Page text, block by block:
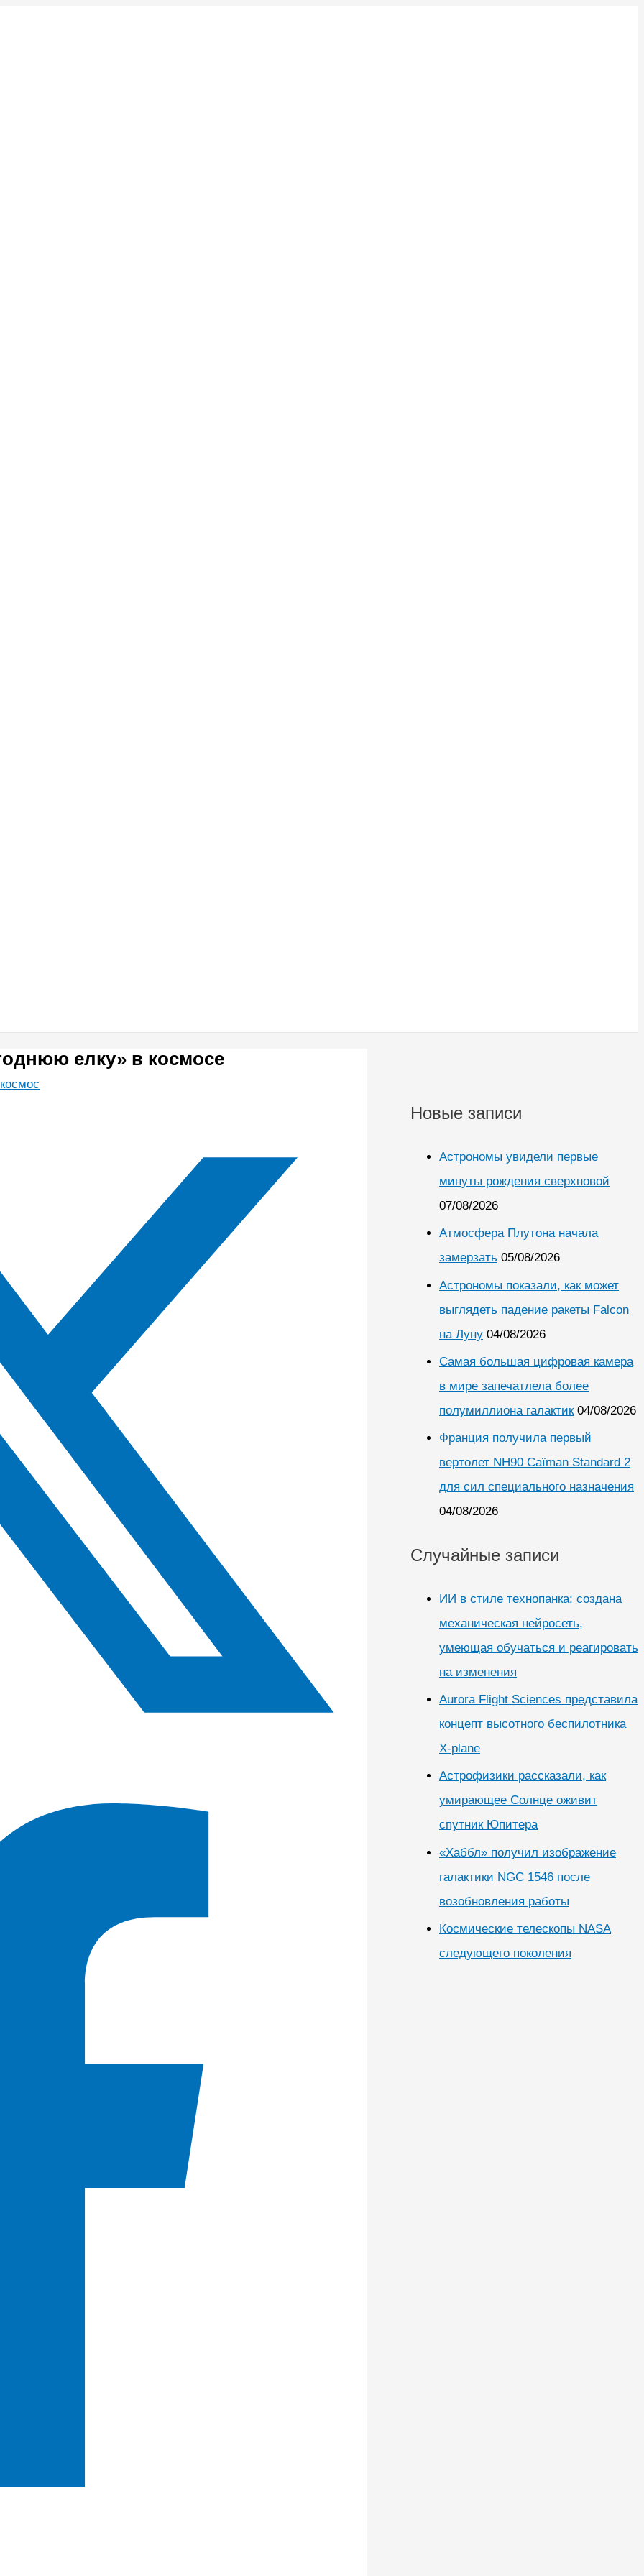
елку» в космосе
космос
Новые записи
Астрономы увидели первые
минуты рождения сверхновой
07/08/2026
Атмосфера Плутона начала
замерзать 05/08/2026
Астрономы показали, как может
выглядеть падение ракеты Falcon
на Луну 04/08/2026
Самая большая цифровая камера
в мире запечатлела более
полумиллиона галактик 04/08/2026
Франция получила первый
вертолет NH90 Caïman Standard 2
для сил специального назначения
04/08/2026
Случайные записи
ИИ в стиле технопанка: создана
механическая нейросеть,
умеющая обучаться и реагировать
на изменения
Aurora Flight Sciences представила
концепт высотного беспилотника
X-plane
Астрофизики рассказали, как
умирающее Солнце оживит
спутник Юпитера
«Хаббл» получил изображение
галактики NGC 1546 после
возобновления работы
Космические телескопы NASA
следующего поколения